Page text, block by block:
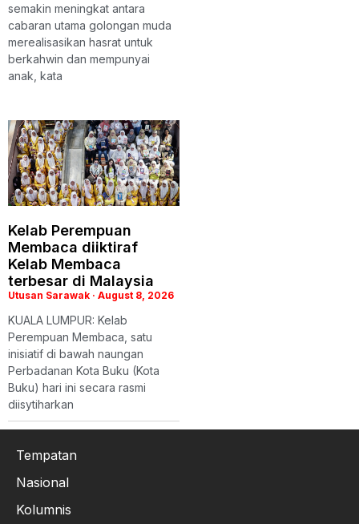
semakin meningkat antara
cabaran utama golongan muda
merealisasikan hasrat untuk
berkahwin dan mempunyai
anak, kata
Kelab Perempuan
Membaca diiktiraf
Kelab Membaca
terbesar di Malaysia
Utusan Sarawak August 8, 2026
KUALA LUMPUR: Kelab
Perempuan Membaca, satu
inisiatif di bawah naungan
Perbadanan Kota Buku (Kota
Buku) hari ini secara rasmi
diisytiharkan
Tempatan
Nasional
Kolumnis